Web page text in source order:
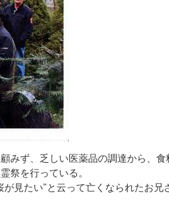
顧みず 乏 しい医薬品の調達から 食
霊祭を行っている 。
が見たい"と云って亡 く なられたお 兄